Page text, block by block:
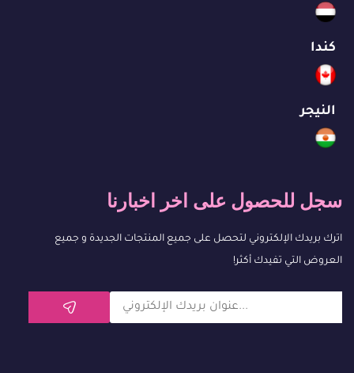
كندا
النيجر
سجل للحصول على اخر اخبارنا
اترك بريدك الإلكتروني لتحصل على جميع المنتجات الجديدة و جميع
العروض التي تفيدك أكثر!